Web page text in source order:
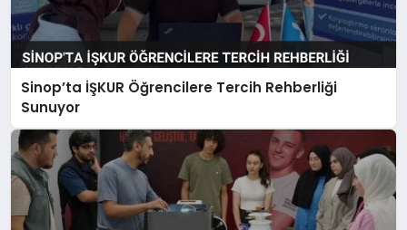
Sinop’ta İŞKUR Öğrencilere Tercih Rehberliği
Sunuyor